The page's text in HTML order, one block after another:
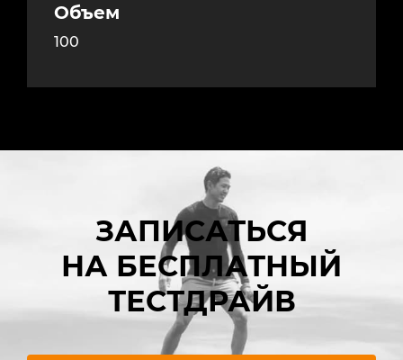
Объем
100
ЗАПИСАТЬСЯ
НА БЕСПЛАТНЫЙ
ТЕСТДРАЙВ